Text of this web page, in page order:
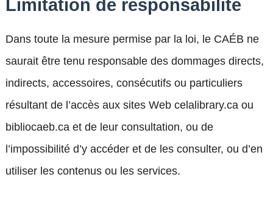
Limitation de responsabilité
Dans toute la mesure permise par la loi, le CAÉB ne
saurait être tenu responsable des dommages directs,
indirects, accessoires, consécutifs ou particuliers
résultant de l’accès aux sites Web celalibrary.ca ou
bibliocaeb.ca et de leur consultation, ou de
l’impossibilité d’y accéder et de les consulter, ou d’en
utiliser les contenus ou les services.